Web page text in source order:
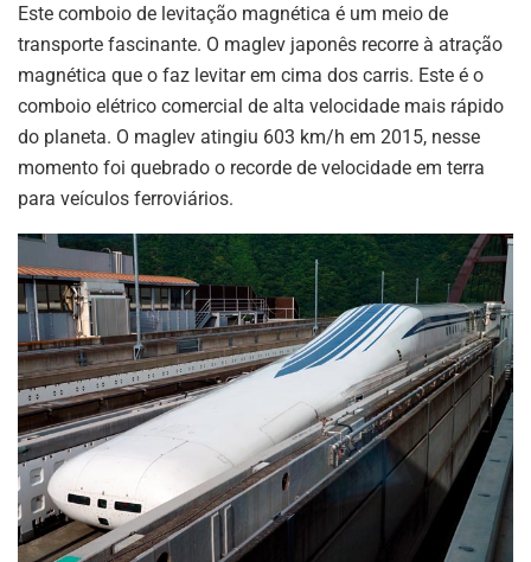
Este comboio de levitação magnética é um meio de
transporte fascinante. O maglev japonês recorre à atração
magnética que o faz levitar em cima dos carris. Este é o
comboio elétrico comercial de alta velocidade mais rápido
do planeta. O maglev atingiu 603 km/h em 2015, nesse
momento foi quebrado o recorde de velocidade em terra
para veículos ferroviários.